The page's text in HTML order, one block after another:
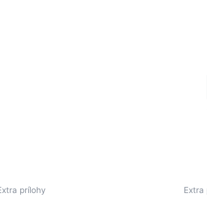
prílohy Extra